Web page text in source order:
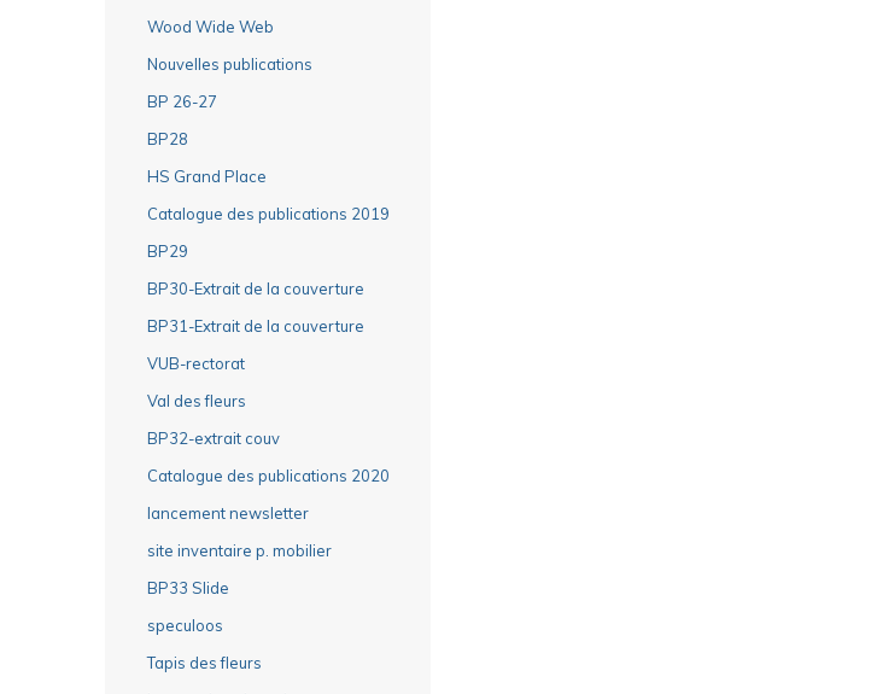
Wood Wide Web
Nouvelles publications
BP 26-27
BP28
HS Grand Place
Catalogue des publications 2019
BP29
BP30-Extrait de la couverture
BP31-Extrait de la couverture
VUB-rectorat
Val des fleurs
BP32-extrait couv
Catalogue des publications 2020
lancement newsletter
site inventaire p. mobilier
BP33 Slide
speculoos
Tapis des fleurs